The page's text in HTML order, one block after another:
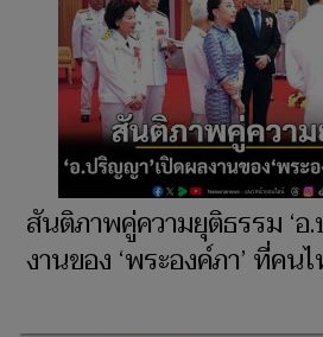
สันติภาพคู่ความยุติธรรม ‘
งานของ ‘พระองค์ภา’ ที่คน